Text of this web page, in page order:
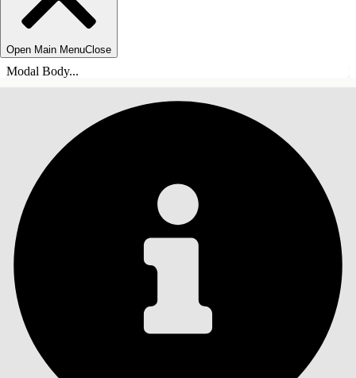
Open Main MenuClose
Modal Body...
INDHOLD